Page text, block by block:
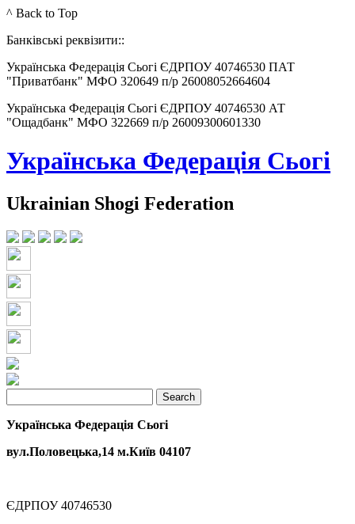
^ Back to Top
Банківські реквізити::
Українська Федерація Сьогі ЄДРПОУ 40746530 ПАТ
"Приватбанк" МФО 320649 п/р 26008052664604
Українська Федерація Сьогі ЄДРПОУ 40746530 АТ
"Ощадбанк" МФО 322669 п/р 26009300601330
Українська Федерація Сьогі
Ukrainian Shogi Federation
Українська Федерація Сьогі
вул.Половецька,14 м.Київ 04107
ЄДРПОУ 40746530